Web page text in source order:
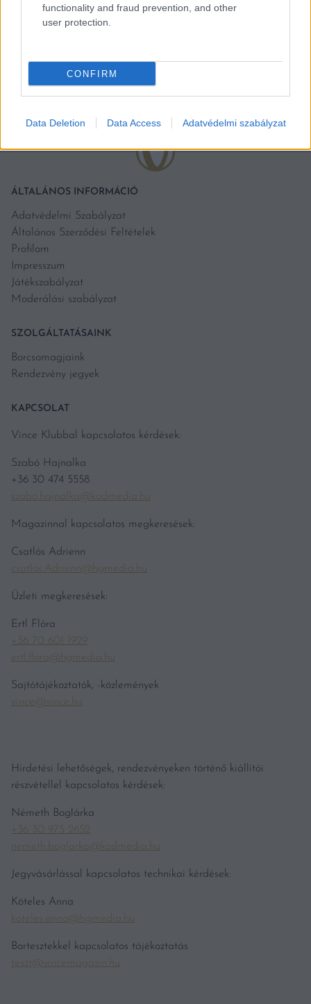
functionality and fraud prevention, and other
user protection.
CONFIRM
Data Deletion Data Access Adatvédelmi szabályzat
BŐVEBBEN
ÁLTALÁNOS INFORMÁCIÓ
Adatvédelmi Szabályzat
Általános Szerződési Feltételek
Profilom
Impresszum
Játékszabályzat
Moderálási szabályzat
SZOLGÁLTATÁSAINK
Borcsomagjaink
Rendezvény jegyek
KAPCSOLAT
Vince Klubbal kapcsolatos kérdések:
Szabó Hajnalka
+36 30 474 5558
szabo.hajnalka@kodmedia.hu
Magazinnal kapcsolatos megkeresések:
Csatlós Adrienn
csatlos.Adrienn@hgmedia.hu
Üzleti megkeresések:
Ertl Flóra
+36 70 601 1929
ertl.flora@hgmedia.hu
Sajtótájékoztatók, -közlemények
vince@vince.hu
Hirdetési lehetőségek, rendezvényeken történő kiállítói
részvétellel kapcsolatos kérdések:
Németh Boglárka
+36 30 975 2652
nemeth.boglarka@kodmedia.hu
Jegyvásárlással kapcsolatos technikai kérdések:
Köteles Anna
koteles.anna@hgmedia.hu
Bortesztekkel kapcsolatos tájékoztatás
teszt@vincemagazin.hu